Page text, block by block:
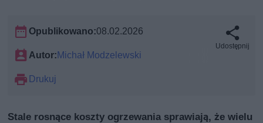
Opublikowano:08.02.2026
Autor:Michał Modzelewski
Drukuj
Udostępnij
Stale rosnące koszty ogrzewania sprawiają, że wielu